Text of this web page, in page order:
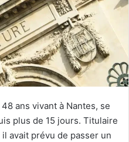
ans vivant à Nantes, se
plus de 15 jours. Titulaire
il avait prévu de passer un